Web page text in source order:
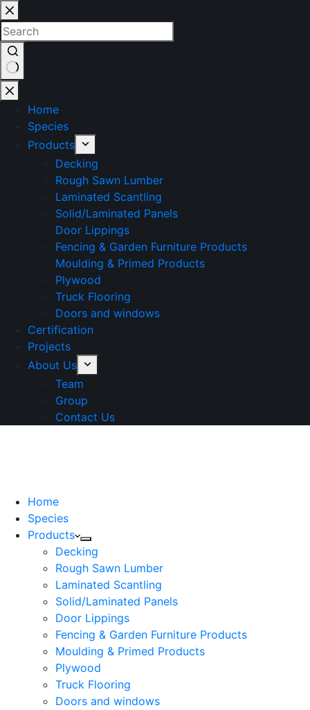
Home
Species
Products
Decking
Rough Sawn Lumber
Laminated Scantling
Solid/Laminated Panels
Door Lippings
Fencing & Garden Furniture Products
Moulding & Primed Products
Plywood
Truck Flooring
Doors and windows
Certification
Projects
About Us
Team
Group
Contact Us
Home
Species
Products
Decking
Rough Sawn Lumber
Laminated Scantling
Solid/Laminated Panels
Door Lippings
Fencing & Garden Furniture Products
Moulding & Primed Products
Plywood
Truck Flooring
Doors and windows